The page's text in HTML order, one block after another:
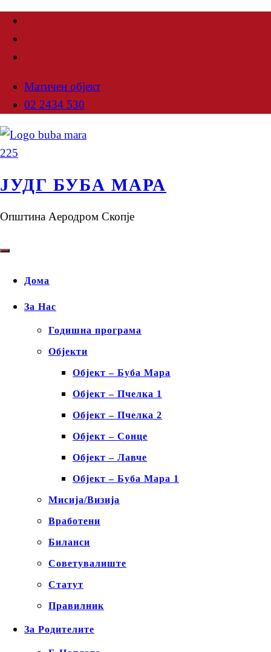
Матичен објект
02 2434 530
ЈУДГ БУБА МАРА
Општина Аеродром Скопје
Дома
За Нас
Годишна програма
Објекти
Објект – Буба Мара
Објект – Пчелка 1
Објект – Пчелка 2
Објект – Сонце
Објект – Лавче
Објект – Буба Мара 1
Мисија/Визија
Вработени
Биланси
Советувалиште
Статут
Правилник
За Родителите